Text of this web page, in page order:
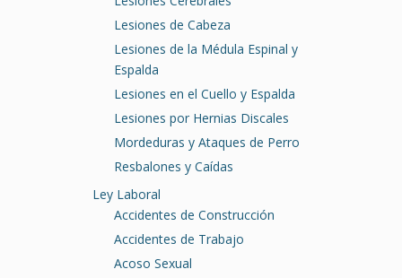
Lesiones de Cabeza
Lesiones de la Médula Espinal y
Espalda
Lesiones en el Cuello y Espalda
Lesiones por Hernias Discales
Mordeduras y Ataques de Perro
Resbalones y Caídas
Ley Laboral
Accidentes de Construcción
Accidentes de Trabajo
Acoso Sexual